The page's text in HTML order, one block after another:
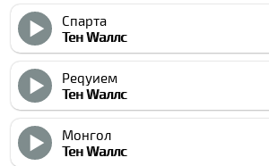
Спарта
Тен Wаллс
Реqуием
Тен Wаллс
Монгол
Тен Wаллс